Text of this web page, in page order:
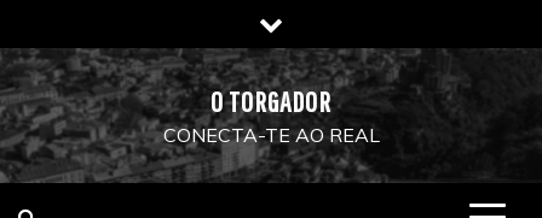
to
content
O TORGADOR
CONECTA-TE AO REAL